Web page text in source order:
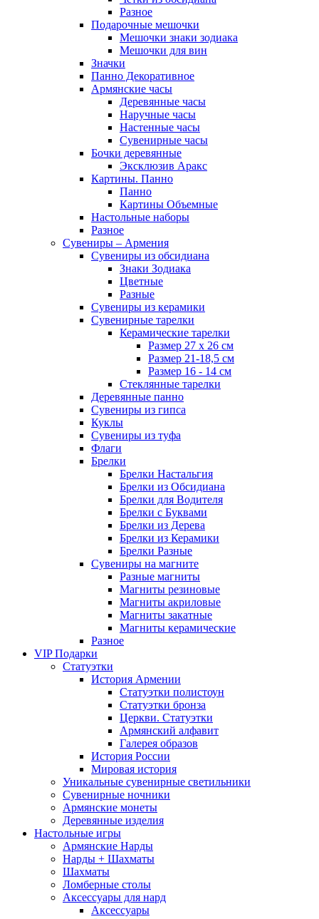
Разное
Подарочные мешочки
Мешочки знаки зодиака
Мешочки для вин
Значки
Панно Декоративное
Армянские часы
Деревянные часы
Наручные часы
Настенные часы
Сувенирные часы
Бочки деревянные
Эксклюзив Аракс
Картины. Панно
Панно
Картины Объемные
Настольные наборы
Разное
Сувениры – Армения
Сувениры из обсидиана
Знаки Зодиака
Цветные
Разные
Сувениры из керамики
Сувенирные тарелки
Керамические тарелки
Размер 27 х 26 см
Размер 21-18,5 см
Размер 16 - 14 см
Стеклянные тарелки
Деревянные панно
Сувениры из гипса
Куклы
Сувениры из туфа
Флаги
Брелки
Брелки Настальгия
Брелки из Обсидиана
Брелки для Водителя
Брелки с Буквами
Брелки из Дерева
Брелки из Керамики
Брелки Разные
Сувениры на магните
Разные магниты
Магниты резиновые
Магниты акриловые
Магниты закатные
Магниты керамические
Разное
VIP Подарки
Статуэтки
История Армении
Статуэтки полистоун
Статуэтки бронза
Церкви. Статуэтки
Армянский алфавит
Галерея образов
История России
Мировая история
Уникальные сувенирные светильники
Сувенирные ночники
Армянские монеты
Деревянные изделия
Настольные игры
Армянские Нарды
Нарды + Шахматы
Шахматы
Ломберные столы
Аксессуары для нард
Аксессуары